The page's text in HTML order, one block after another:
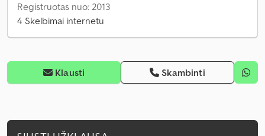
Registruotas nuo: 2013
4 Skelbimai internetu
Klausti Skambinti